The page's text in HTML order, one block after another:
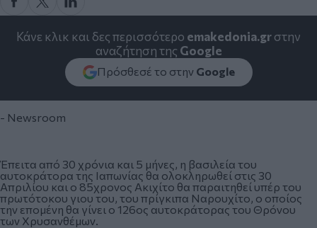
Κάνε κλικ και δες περισσότερο emakedonia.grστην
αναζήτηση της Google
Πρόσθεσέ το στην Google
- Newsroom
Έπειτα από 30 χρόνια και 5 μήνες, η βασιλεία του
αυτοκράτορα της Ιαπωνίας θα ολοκληρωθεί στις 30
Απριλίου και ο 85χρονος Ακιχίτο θα παραιτηθεί υπέρ του
πρωτότοκου γιου του, του πρίγκιπα Ναρουχίτο, ο οποίος
την επομένη θα γίνει ο 126ος αυτοκράτορας του Θρόνου
των Χρυσανθέμων.